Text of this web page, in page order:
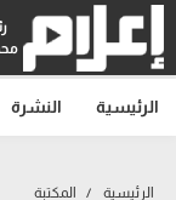
الرئيسية النشرة
الرئيسية المكتبة